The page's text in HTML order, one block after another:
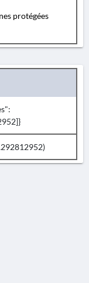
protégées